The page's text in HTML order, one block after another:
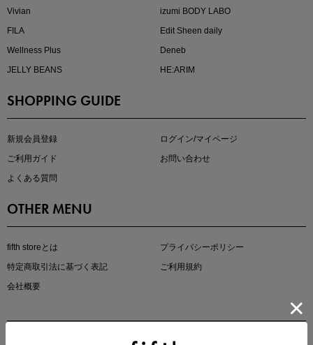
大人の着映えアイテム5選
マストバイアイテム
Vivian
izumi BODY LABO
FILA
Edit Sheen daily
Wellness Plus
Deneb
JELLY BEANS
HE:ARIM
SHOPPING GUIDE
新規会員登録
ログイン/マイページ
ご利用ガイド
お問い合わせ
よくある質問
OTHER MENU
fifth storeとは
プライバシーポリシー
特定商取引法に基づく表記
ご利用規約
会社概要